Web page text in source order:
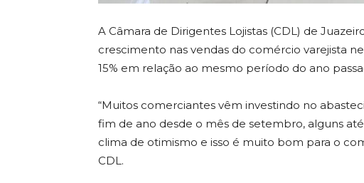
A Câmara de Dirigentes Lojistas (CDL) de
crescimento nas vendas do comércio varejista
15% em relação ao mesmo período do ano
“Muitos comerciantes vêm investindo no
fim de ano desde o mês de setembro, alguns
clima de otimismo e isso é muito bom para o
CDL.